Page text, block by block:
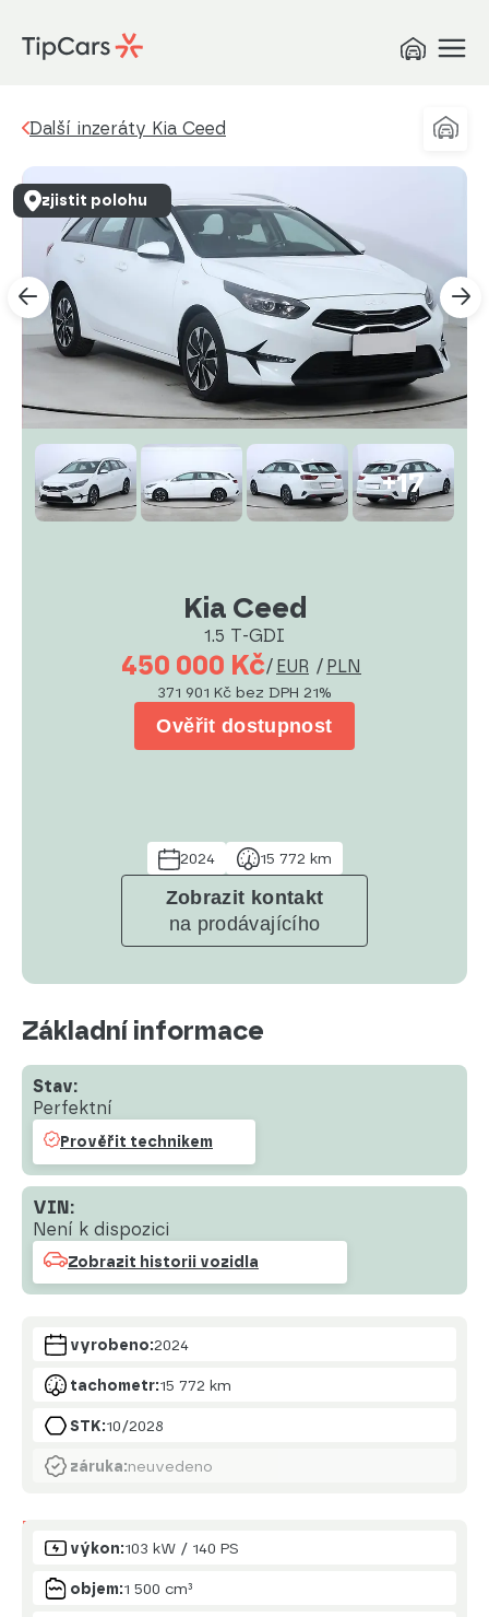
Další inzeráty Kia Ceed
+17
Kia Ceed
1.5 T-GDI
450 000 Kč/ EUR / PLN
371 901 Kč bez DPH 21%
Ověřit dostupnost
2024 15 772 km
Zobrazit kontakt
na prodávajícího
zjistit polohu
Základní informace
Stav:
Perfektní
Prověřit technikem
VIN:
Není k dispozici
Zobrazit historii vozidla
vyrobeno:2024
tachometr:15 772 km
STK:10/2028
záruka:neuvedeno
Motor
výkon:103 kW / 140 PS
objem:1 500 cm³